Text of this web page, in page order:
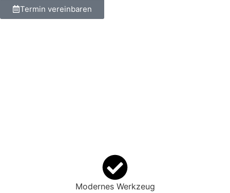
Termin vereinbaren
Modernes Werkzeug